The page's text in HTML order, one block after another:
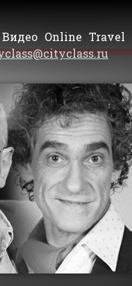
Видео Online Travel